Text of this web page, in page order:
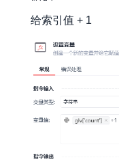
给索引值 + 1